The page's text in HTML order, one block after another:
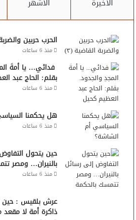
الأخيرة الأشهر
الحرب حربين
منذ 6 ساعات
فدائي… يا أمةَ
بقلم: الحاج عبد
منذ 6 ساعات
هل يحكمنا
منذ 6 ساعات
حين يتحول
بالنيران… ومصر
منذ 6 ساعات
عرش بلقيس : حين
ذاكرة أمة لا مقعد